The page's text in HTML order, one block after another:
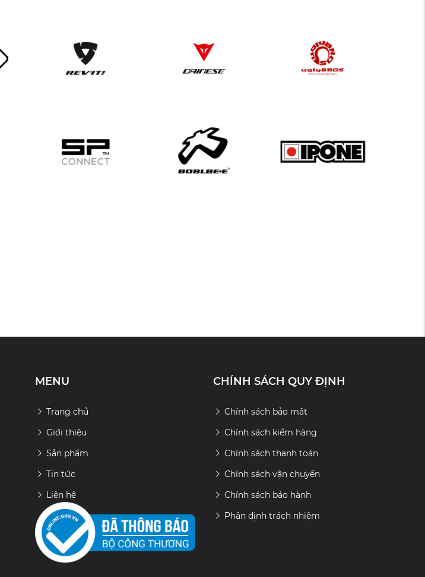
MENU
Trang chủ
Giới thiệu
Sản phẩm
Tin tức
Liên hệ
CHÍNH SÁCH QUY ĐỊNH
Chính sách bảo mật
Chính sách kiểm hàng
Chính sách thanh toán
Chính sách vận chuyển
Chính sách bảo hành
Phân định trách nhiệm